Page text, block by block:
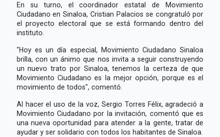
En su turno, el coordinador estatal de Movimiento
Ciudadano en Sinaloa, Cristian Palacios se congratuló por
el proyecto electoral que se está formando dentro del
instituto.
"Hoy es un día especial, Movimiento Ciudadano Sinaloa
brilla, con un ánimo que nos invita a seguir construyendo
un nuevo trato por Sinaloa, tenemos la certeza de que
Movimiento Ciudadano es la mejor opción, porque es el
movimiento de todos", comentó.
Al hacer el uso de la voz, Sergio Torres Félix, agradeció a
Movimiento Ciudadano por la invitación, comentó que es
una nueva oportunidad para atender a la gente, tratar de
ayudar y ser solidario con todos los habitantes de Sinaloa.